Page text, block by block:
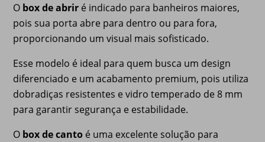
O box de abrir é indicado para banheiros maiores,
pois sua porta abre para dentro ou para fora,
proporcionando um visual mais sofisticado.
Esse modelo é ideal para quem busca um design
diferenciado e um acabamento premium, pois utiliza
dobradiças resistentes e vidro temperado de 8 mm
para garantir segurança e estabilidade.
O box de canto é uma excelente solução para